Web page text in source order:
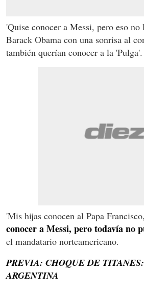
'Quise conocer a Messi, pero eso
Barack Obama con una sonrisa al
también querían conocer a la 'Pulga'.
'Mis hijas conocen al Papa Francisco,
conocer a Messi, pero todavía no
el mandatario norteamericano.
PREVIA: CHOQUE DE
ARGENTINA